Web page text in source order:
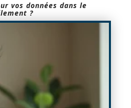
vos données dans le
?